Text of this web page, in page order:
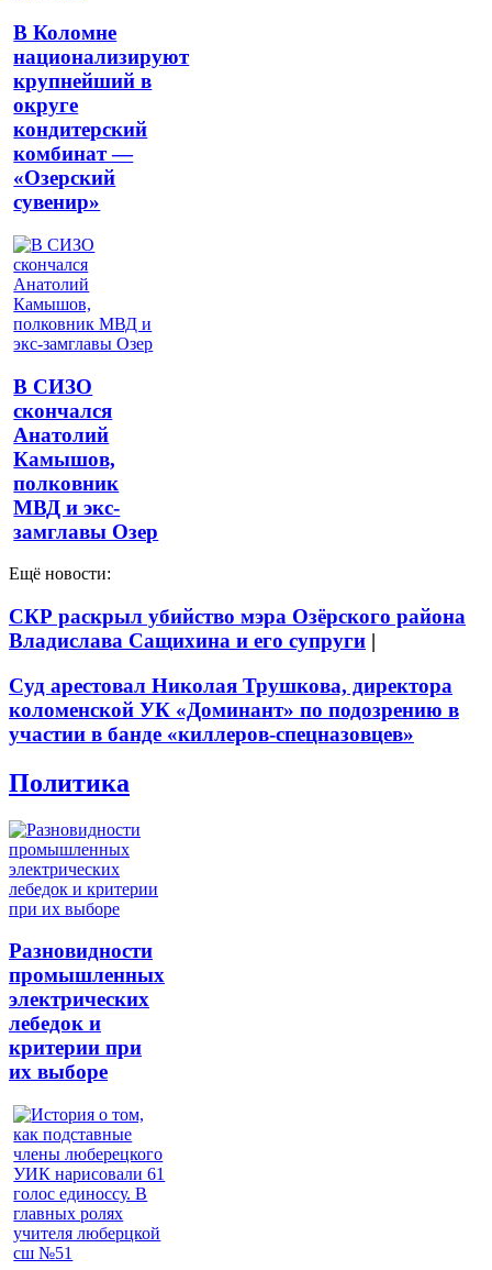
В Коломне
национализируют
крупнейший в
округе
кондитерский
комбинат —
«Озерский
сувенир»
В СИЗО
скончался
Анатолий
Камышов,
полковник
МВД и экс-
замглавы Озер
Ещё новости:
СКР раскрыл убийство мэра Озёрского района
Владислава Сащихина и его супруги |
Суд арестовал Николая Трушкова, директора
коломенской УК «Доминант» по подозрению в
участии в банде «киллеров-спецназовцев»
Политика
Разновидности
промышленных
электрических
лебедок и
критерии при
их выборе